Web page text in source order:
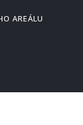
AREÁLU